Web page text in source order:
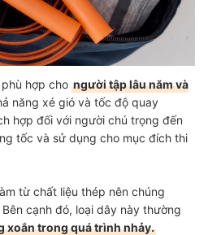
hợp cho người tập lâu năm và
năng xé gió và tốc độ quay
hợp đối với người chú trọng đến
tốc và sử dụng cho mục đích thi
từ chất liệu thép nên chúng
cạnh đó, loại dây này thường
xoắn trong quá trình nhảy.